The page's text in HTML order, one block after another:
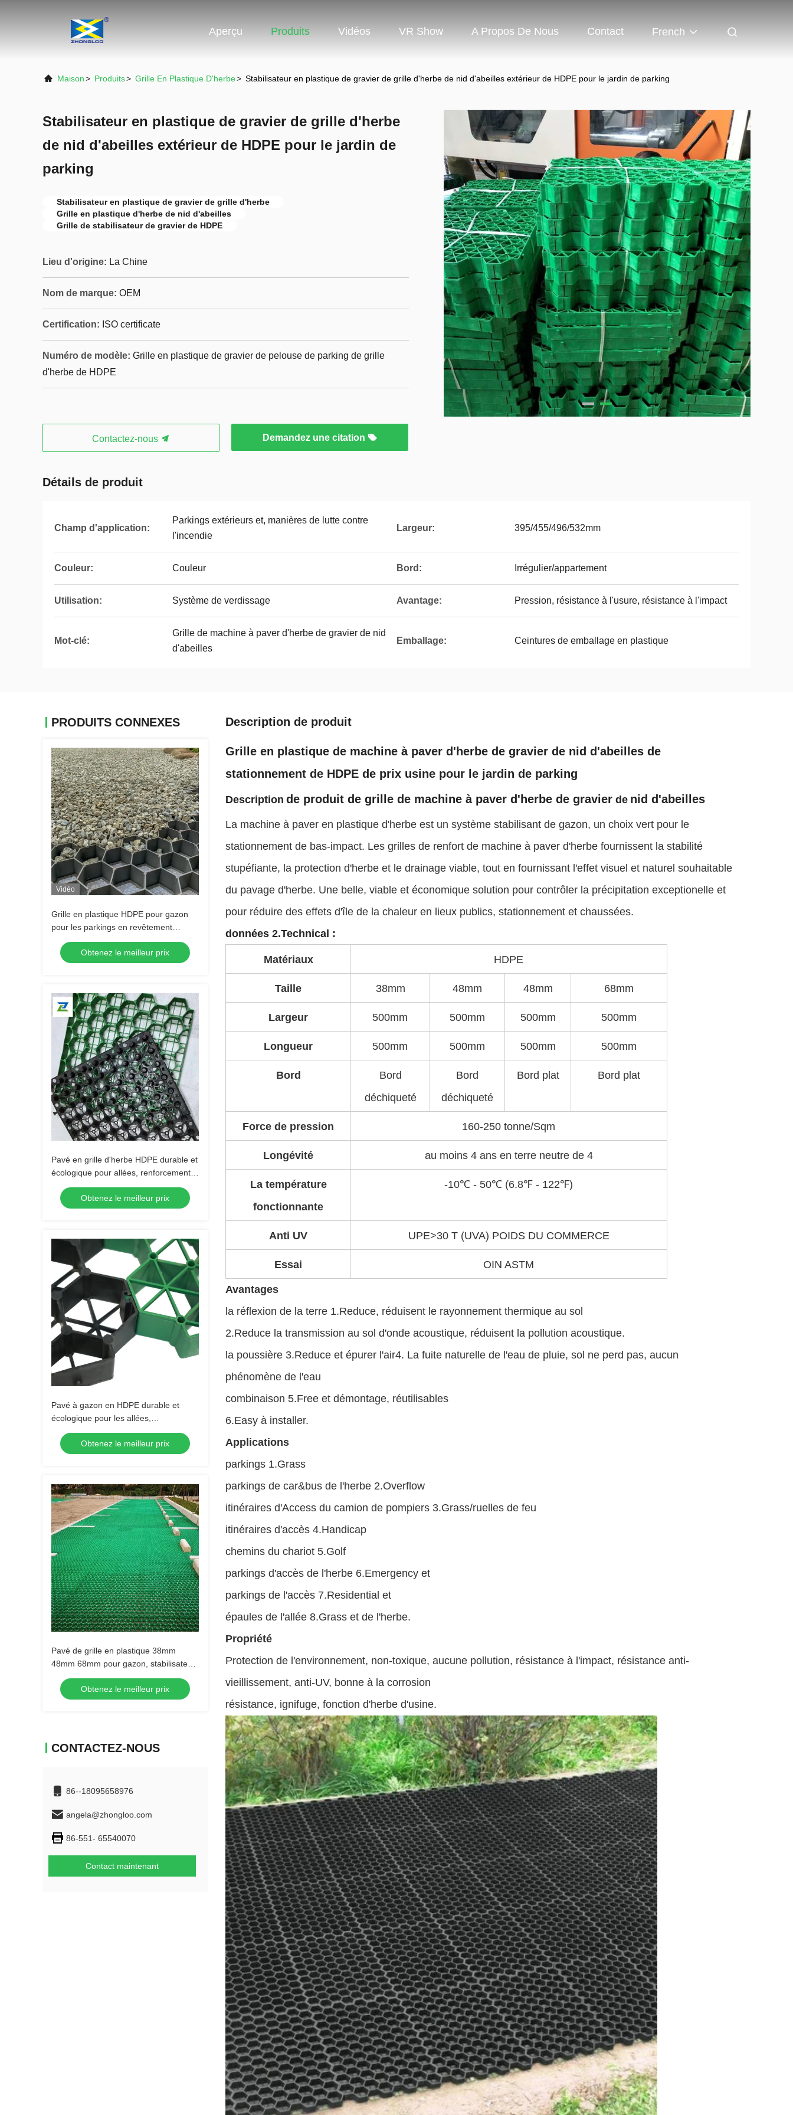
Aperçu Produits Vidéos VR Show A Propos De Nous Contact French
Maison> Produits> Grille En Plastique D'herbe> Stabilisateur en plastique de gravier de grille d'herbe de nid d'abeilles extérieur de HDPE pour le jardin de parking
Stabilisateur en plastique de gravier de grille d'herbe
de nid d'abeilles extérieur de HDPE pour le jardin de
parking
Stabilisateur en plastique de gravier de grille d'herbe
Grille en plastique d'herbe de nid d'abeilles
Grille de stabilisateur de gravier de HDPE
Lieu d'origine: La Chine
Nom de marque: OEM
Certification: ISO certificate
Numéro de modèle: Grille en plastique de gravier de pelouse de parking de grille
d'herbe de HDPE
Contactez-nous Demandez une citation
Détails de produit
Champ d'application:
Parkings extérieurs et, manières de lutte contre
l'incendie
Largeur: 395/455/496/532mm
Couleur: Couleur Bord: Irrégulier/appartement
Utilisation: Système de verdissage Avantage: Pression, résistance à l'usure, résistance à l'impact
Mot-clé:
Grille de machine à paver d'herbe de gravier de nid
d'abeilles
Emballage: Ceintures de emballage en plastique
PRODUITS CONNEXES
Vidéo
Grille en plastique HDPE pour gazon
pour les parkings en revêtement
herbeux, le contrôle de l'érosion des
pentes, la stabilisation des sols, les
pavés en gravier et l'aménagement
gazon
Obtenez le meilleur prix
Pavé en grille d'herbe HDPE durable et
écologique pour allées, renforcement
de pelouse, aménagement paysager
de jardin et stabilisation de gravier de
parking
Obtenez le meilleur prix
Pavé à gazon en HDPE durable et
écologique pour les allées,
l'aménagement paysager des jardins,
le renforcement du gazon et la
stabilisation du gravier des parkings
Obtenez le meilleur prix
Pavé de grille en plastique 38mm
48mm 68mm pour gazon, stabilisateur
de gravier pour allée, parking
Obtenez le meilleur prix
CONTACTEZ-NOUS
86--18095658976
angela@zhongloo.com
86-551- 65540070
Contact maintenant
Description de produit
Grille en plastique de machine à paver d'herbe de gravier de nid d'abeilles de
stationnement de HDPE de prix usine pour le jardin de parking
Description de produit de grille de machine à paver d'herbe de gravier de nid d'abeilles
La machine à paver en plastique d'herbe est un système stabilisant de gazon, un choix vert pour le
stationnement de bas-impact. Les grilles de renfort de machine à paver d'herbe fournissent la stabilité
stupéfiante, la protection d'herbe et le drainage viable, tout en fournissant l'effet visuel et naturel souhaitable
du pavage d'herbe. Une belle, viable et économique solution pour contrôler la précipitation exceptionelle et
pour réduire des effets d'île de la chaleur en lieux publics, stationnement et chaussées.
données 2.Technical :
Matériaux HDPE
Taille 38mm 48mm 48mm 68mm
Largeur 500mm 500mm 500mm 500mm
Longueur 500mm 500mm 500mm 500mm
Bord
Bord
déchiqueté
Bord
déchiqueté
Bord plat Bord plat
Force de pression 160-250 tonne/Sqm
Longévité au moins 4 ans en terre neutre de 4
La température
fonctionnante
-10℃ - 50℃ (6.8℉ - 122℉)
Anti UV UPE>30 T (UVA) POIDS DU COMMERCE
Essai OIN ASTM
Avantages
la réflexion de la terre 1.Reduce, réduisent le rayonnement thermique au sol
2.Reduce la transmission au sol d'onde acoustique, réduisent la pollution acoustique.
la poussière 3.Reduce et épurer l'air4. La fuite naturelle de l'eau de pluie, sol ne perd pas, aucun
phénomène de l'eau
combinaison 5.Free et démontage, réutilisables
6.Easy à installer.
Applications
parkings 1.Grass
parkings de car&bus de l'herbe 2.Overflow
itinéraires d'Access du camion de pompiers 3.Grass/ruelles de feu
itinéraires d'accès 4.Handicap
chemins du chariot 5.Golf
parkings d'accès de l'herbe 6.Emergency et
parkings de l'accès 7.Residential et
épaules de l'allée 8.Grass et de l'herbe.
Propriété
Protection de l'environnement, non-toxique, aucune pollution, résistance à l'impact, résistance anti-
vieillissement, anti-UV, bonne à la corrosion
résistance, ignifuge, fonction d'herbe d'usine.